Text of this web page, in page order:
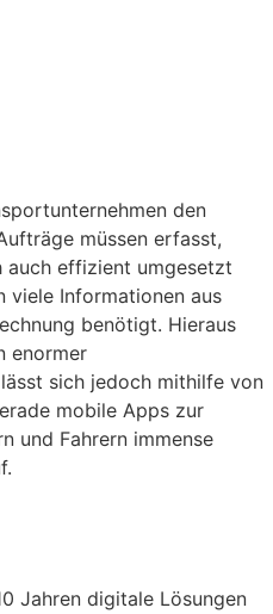
den
müssen erfasst,
auch effizient umgesetzt
viele Informationen aus
benötigt. Hieraus
enormer
sich jedoch mithilfe von
mobile Apps zur
und Fahrern immense
Jahren digitale Lösungen